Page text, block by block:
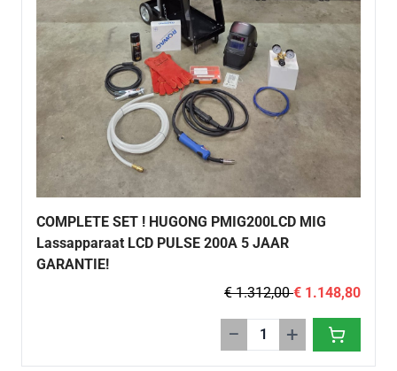
COMPLETE SET ! HUGONG PMIG200LCD MIG
Lassapparaat LCD PULSE 200A 5 JAAR
GARANTIE!
€ 1.312,00€ 1.148,80
− +